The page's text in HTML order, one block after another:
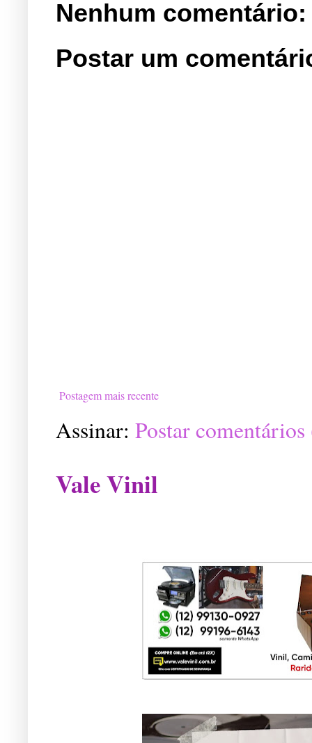
Nenhum comentário:
Postar um
Postagem mais recente
Assinar: Postar
Vale Vinil